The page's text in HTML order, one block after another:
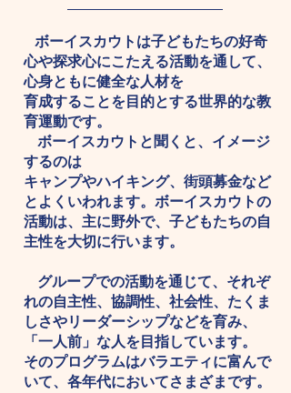
ボーイスカウトは子どもたちの好奇
心や探求心にこたえる活動を通して、
心身ともに健全な人材を
育成することを目的とする世界的な教
育運動です。
ボーイスカウトと聞くと、イメージ
するのは
キャンプやハイキング、街頭募金など
とよくいわれます。ボーイスカウトの
活動は、主に野外で、子どもたちの自
主性を大切に行います。
グループでの活動を通じて、それぞ
れの自主性、協調性、社会性、たくま
しさやリーダーシップなどを育み、
「一人前」な人を目指しています。
そのプログラムはバラエティに富んで
いて、各年代においてさまざまです。